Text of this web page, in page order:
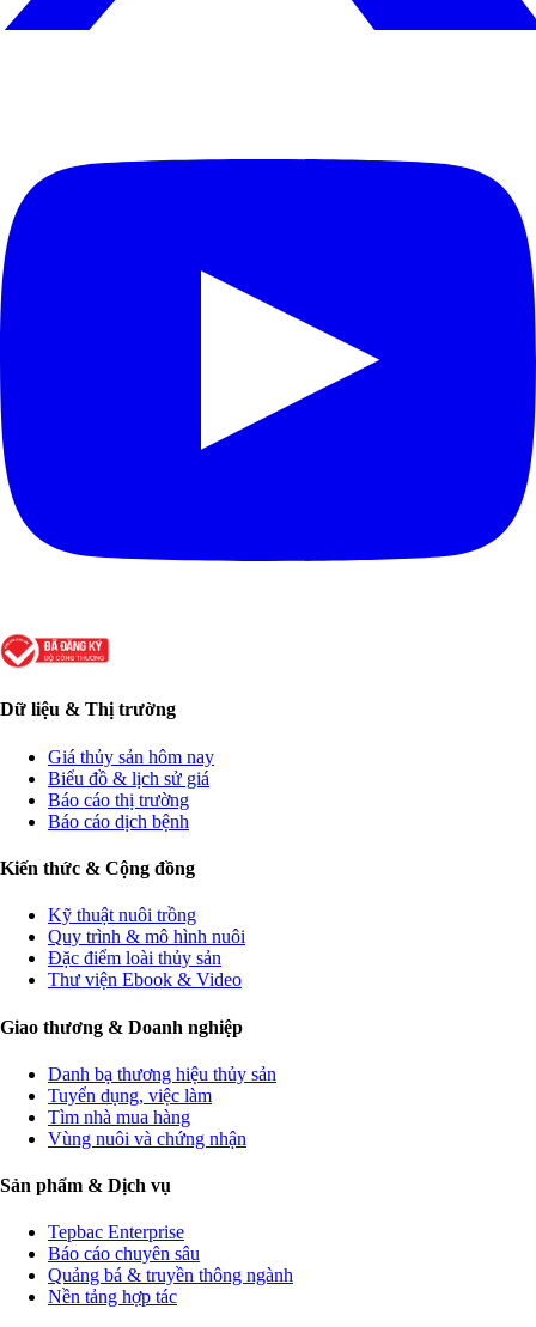
Dữ liệu & Thị trường
Giá thủy sản hôm nay
Biểu đồ & lịch sử giá
Báo cáo thị trường
Báo cáo dịch bệnh
Kiến thức & Cộng đồng
Kỹ thuật nuôi trồng
Quy trình & mô hình nuôi
Đặc điểm loài thủy sản
Thư viện Ebook & Video
Giao thương & Doanh nghiệp
Danh bạ thương hiệu thủy sản
Tuyển dụng, việc làm
Tìm nhà mua hàng
Vùng nuôi và chứng nhận
Sản phẩm & Dịch vụ
Tepbac Enterprise
Báo cáo chuyên sâu
Quảng bá & truyền thông ngành
Nền tảng hợp tác